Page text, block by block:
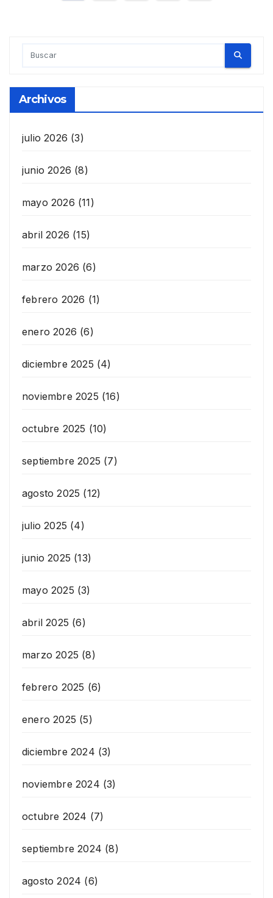
Archivos
julio 2026 (3)
junio 2026 (8)
mayo 2026 (11)
abril 2026 (15)
marzo 2026 (6)
febrero 2026 (1)
enero 2026 (6)
diciembre 2025 (4)
noviembre 2025 (16)
octubre 2025 (10)
septiembre 2025 (7)
agosto 2025 (12)
julio 2025 (4)
junio 2025 (13)
mayo 2025 (3)
abril 2025 (6)
marzo 2025 (8)
febrero 2025 (6)
enero 2025 (5)
diciembre 2024 (3)
noviembre 2024 (3)
octubre 2024 (7)
septiembre 2024 (8)
agosto 2024 (6)